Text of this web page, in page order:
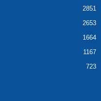
2851
2653
1664
1167
723